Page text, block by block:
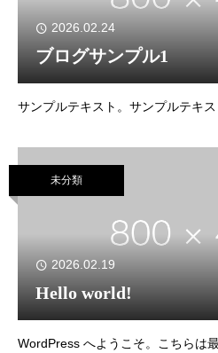
2026.02.24
ブログサンプル1
サンプルテキスト。サンプルテキス
未分類
2026.02.19
Hello world!
WordPress へようこそ。こちらは